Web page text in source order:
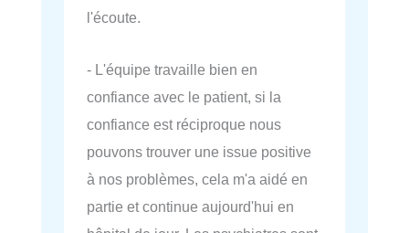
l'écoute.
- L'équipe travaille bien en
confiance avec le patient, si la
confiance est réciproque nous
pouvons trouver une issue positive
à nos problèmes, cela m'a aidé en
partie et continue aujourd'hui en